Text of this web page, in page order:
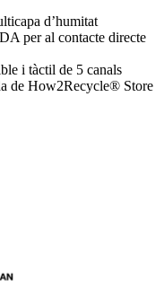
d’humitat
per al contacte directe
i tàctil de 5 canals
de How2Recycle® Store